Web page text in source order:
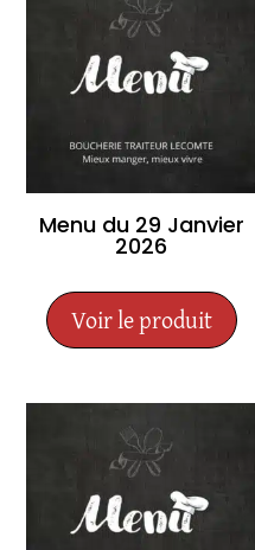
Menu du 29 Janvier
2026
Voir le produit